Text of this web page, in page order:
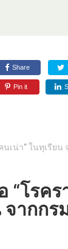
Share
Pin it
เน่า” ในทุเรียน
“โรคร
จากก